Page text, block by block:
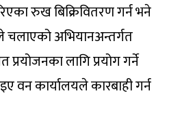
रुख बिक्रिवितरण गर्न भने
चलाएको अभियानअन्तर्गत
लागि प्रयोग गर्ने
वन कार्यालयले कारबाही गर्न